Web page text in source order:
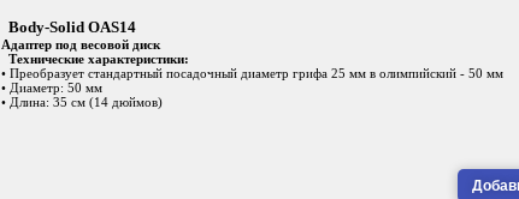
Body-Solid OAS14
Адаптер под весовой диск
Технические характеристики:
• Преобразует стандартный посадочный диаметр грифа 25 мм в олимпийский - 50 мм
• Диаметр: 50 мм
• Длина: 35 см (14 дюймов)